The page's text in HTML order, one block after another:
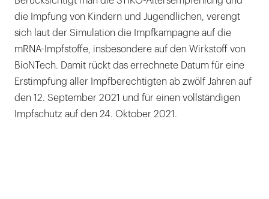
die Impfung von Kindern und Jugendlichen, verengt
sich laut der Simulation die Impfkampagne auf die
mRNA-Impfstoffe, insbesondere auf den Wirkstoff von
BioNTech. Damit rückt das errechnete Datum für eine
Erstimpfung aller Impfberechtigten ab zwölf Jahren auf
den 12. September 2021 und für einen vollständigen
Impfschutz auf den 24. Oktober 2021.